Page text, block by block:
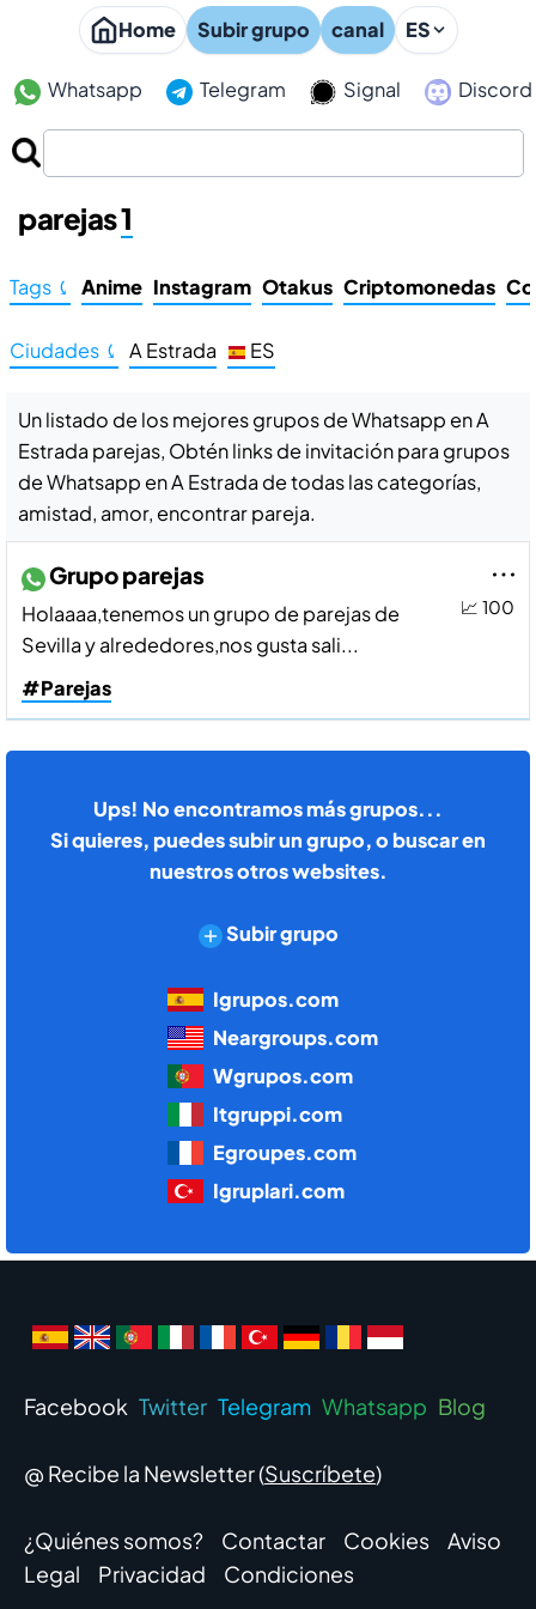
Home Subir grupo canal ES
Whatsapp Telegram Signal Discord
Grupos de Whatsapp en A Estrada
parejas1
Tags ⤹ Anime Instagram Otakus Criptomonedas
Ciudades ⤹ A Estrada ES
Un listado de los mejores grupos de Whatsapp en A
Estrada parejas, Obtén links de invitación para grupos
de Whatsapp en A Estrada de todas las categorías,
amistad, amor, encontrar pareja.
📈 100
Grupo parejas
Holaaaa,tenemos un grupo de parejas de
Sevilla y alrededores,nos gusta sali...
#Parejas
Ups! No encontramos más grupos...
Si quieres, puedes subir un grupo, o buscar en
nuestros otros websites.
Subir grupo
Igrupos.com
Neargroups.com
Wgrupos.com
Itgruppi.com
Egroupes.com
Igruplari.com
Facebook Twitter Telegram Whatsapp Blog
@ Recibe la Newsletter (Suscríbete)
¿Quiénes somos? Contactar Cookies
Aviso
Legal
Privacidad Condiciones